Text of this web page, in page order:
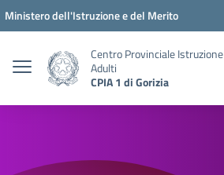
Vai ai contenuti
Vai al menu di navigazione
Vai al footer
Ministero dell'Istruzione e del Merito
Centro Provinciale Istruzione
Adulti
CPIA 1 di Gorizia